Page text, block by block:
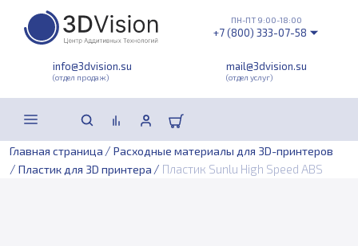
info@3dvision.su
(отдел продаж)
mail@3dvision.su
(отдел услуг)
ПН-ПТ 9:00-18:00
+7 (800) 333-07-58
Главная страница / Расходные материалы для 3D-принтеров
/ Пластик для 3D принтера / Пластик Sunlu High Speed ABS